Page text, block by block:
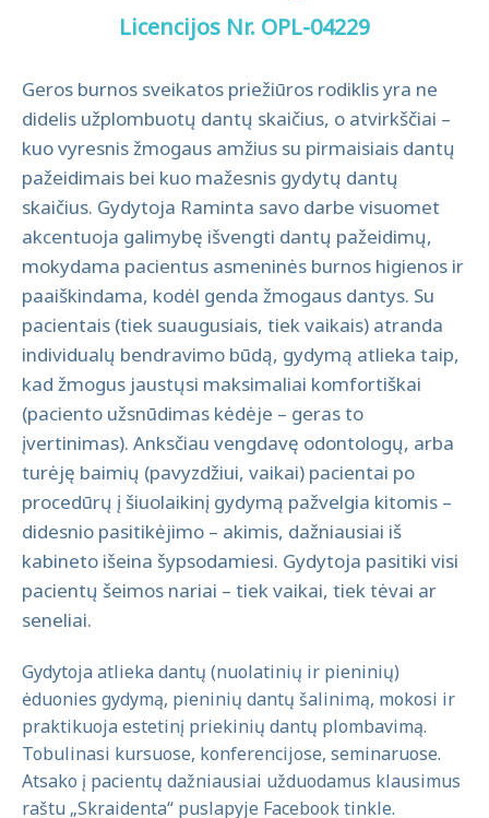
Licencijos Nr. OPL-04229
Geros burnos sveikatos priežiūros rodiklis yra ne
didelis užplombuotų dantų skaičius, o atvirkščiai –
kuo vyresnis žmogaus amžius su pirmaisiais dantų
pažeidimais bei kuo mažesnis gydytų dantų
skaičius. Gydytoja Raminta savo darbe visuomet
akcentuoja galimybę išvengti dantų pažeidimų,
mokydama pacientus asmeninės burnos higienos ir
paaiškindama, kodėl genda žmogaus dantys. Su
pacientais (tiek suaugusiais, tiek vaikais) atranda
individualų bendravimo būdą, gydymą atlieka taip,
kad žmogus jaustųsi maksimaliai komfortiškai
(paciento užsnūdimas kėdėje – geras to
įvertinimas). Anksčiau vengdavę odontologų, arba
turėję baimių (pavyzdžiui, vaikai) pacientai po
procedūrų į šiuolaikinį gydymą pažvelgia kitomis –
didesnio pasitikėjimo – akimis, dažniausiai iš
kabineto išeina šypsodamiesi. Gydytoja pasitiki visi
pacientų šeimos nariai – tiek vaikai, tiek tėvai ar
seneliai.
Gydytoja atlieka dantų (nuolatinių ir pieninių)
ėduonies gydymą, pieninių dantų šalinimą, mokosi ir
praktikuoja estetinį priekinių dantų plombavimą.
Tobulinasi kursuose, konferencijose, seminaruose.
Atsako į pacientų dažniausiai užduodamus klausimus
raštu „Skraidenta“ puslapyje Facebook tinkle.